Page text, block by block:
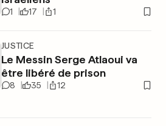
1 17 1
JUSTICE
Le Messin Serge Atlaoui va
être libéré de prison
8 35 12